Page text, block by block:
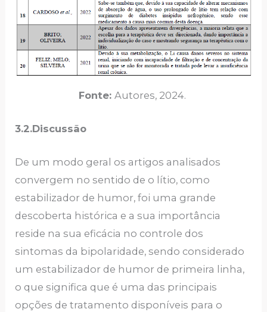
Fonte: Autores, 2024.
3.2.Discussão
De um modo geral os artigos analisados
convergem no sentido de o lítio, como
estabilizador de humor, foi uma grande
descoberta histórica e a sua importância
reside na sua eficácia no controle dos
sintomas da bipolaridade, sendo considerado
um estabilizador de humor de primeira linha,
o que significa que é uma das principais
opções de tratamento disponíveis para o